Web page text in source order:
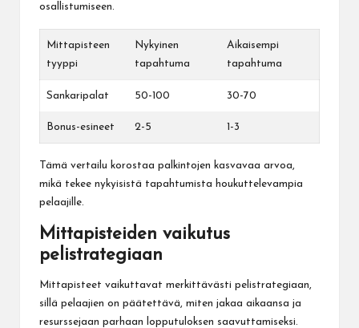
osallistumiseen.
Mittapisteen
tyyppi
Nykyinen
tapahtuma
Aikaisempi
tapahtuma
Sankaripalat 50-100 30-70
Bonus-esineet 2-5 1-3
Tämä vertailu korostaa palkintojen kasvavaa arvoa,
mikä tekee nykyisistä tapahtumista houkuttelevampia
pelaajille.
Mittapisteiden vaikutus
pelistrategiaan
Mittapisteet vaikuttavat merkittävästi pelistrategiaan,
sillä pelaajien on päätettävä, miten jakaa aikaansa ja
resurssejaan parhaan lopputuloksen saavuttamiseksi.